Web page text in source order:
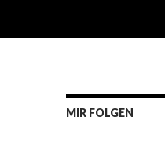
MIR FOLGEN